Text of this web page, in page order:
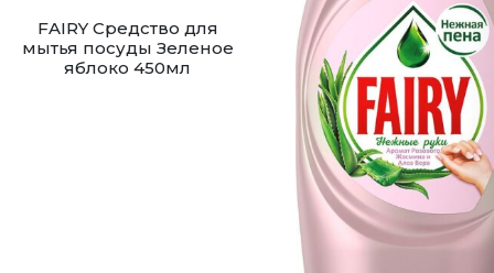
FAIRY Средство для
мытья посуды Зеленое
яблоко 450мл